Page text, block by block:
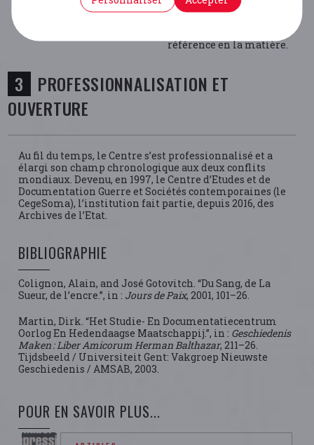
durant la Seconde Guerre
référence en la matière.
PROFESSIONNALISATION ET
OUVERTURE
Au fil du temps, le Centre s’est professionnalisé et a
élargi son champ chronologique aux deux conflits
mondiaux. Devenu, en 1997, le Centre d’Etudes et de
Documentation Guerre et Sociétés contemporaines (le
CegeSoma), l’institution fait partie, depuis 2016, des
Archives de l’Etat.
BIBLIOGRAPHIE
Colignon, Alain, and José Gotovitch. “Du Sang, de La
Sueur, de l’encre.”, in : Jours de Paix, 2001, 101–26.
Martin, Dirk. “Het Studie- En Documentatiecentrum
Oorlog En Hedendaagse Maatschappij.”, in : Geschiedenis
Maken : Liber Amicorum Herman Balthazar, 211–26.
Tijdsbeeld / Universiteit Gent: Vakgroep Nieuwste
Geschiedenis / AMSAB, 2003.
POUR EN SAVOIR PLUS...